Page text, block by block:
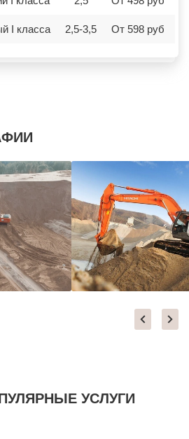
I класса 2,5-3,5 От 598 руб
УСЛУГИ